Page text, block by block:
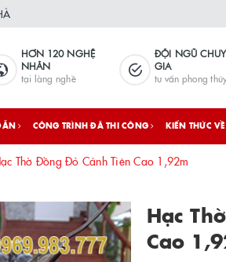
HƠN 120 NGHỆ
NHÂN
tại làng nghề
ĐỘI NGŨ
GIA
tư vấn phong
CÔNG TRÌNH ĐÃ THI CÔNG KIẾN THỨC
Thờ Đồng Đỏ Cánh Tiên Cao 1,92m
Hạc
Cao